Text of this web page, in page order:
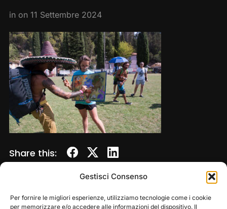
Gestisci Consenso
Per fornire le migliori esperienze, utilizziamo tecnologie come i cookie
per memorizzare e/o accedere alle informazioni del dispositivo. Il
in on 11 Settembre 2024
Share this: